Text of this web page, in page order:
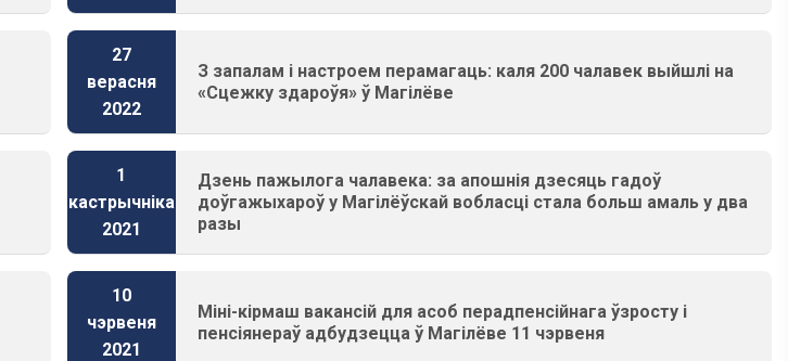
27
верасня
2022
З запалам і настроем перамагаць: каля 200 чалавек выйшлі на
«Сцежку здароўя» ў Магілёве
1
кастрычніка
2021
Дзень пажылога чалавека: за апошнія дзесяць гадоў
доўгажыхароў у Магілёўскай вобласці стала больш амаль у два
разы
10
чэрвеня
2021
Міні-кірмаш вакансій для асоб перадпенсійнага ўзросту і
пенсіянераў адбудзецца ў Магілёве 11 чэрвеня